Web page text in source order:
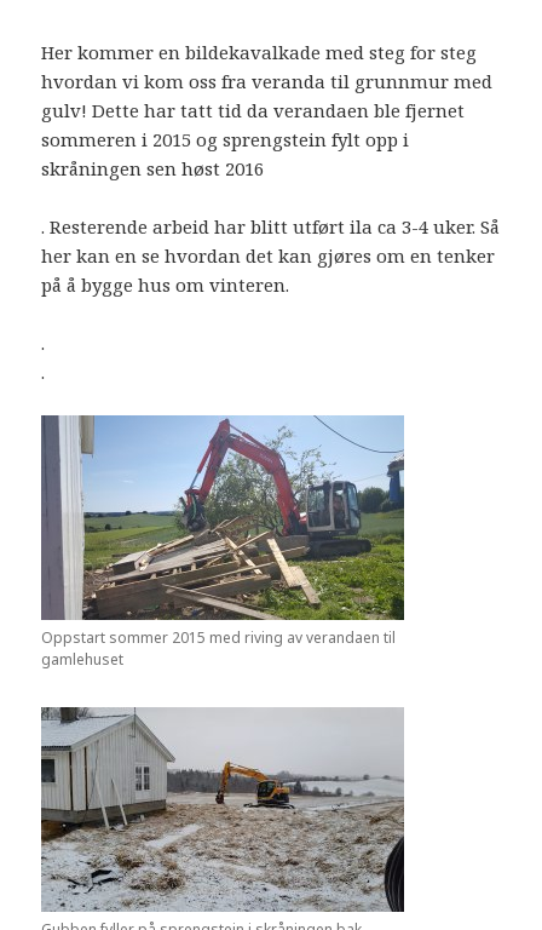
Her kommer en bildekavalkade med steg for steg
hvordan vi kom oss fra veranda til grunnmur med
gulv! Dette har tatt tid da verandaen ble fjernet
sommeren i 2015 og sprengstein fylt opp i
skråningen sen høst 2016
. Resterende arbeid har blitt utført ila ca 3-4 uker. Så
her kan en se hvordan det kan gjøres om en tenker
på å bygge hus om vinteren.
.
.
Oppstart sommer 2015 med riving av verandaen til
gamlehuset